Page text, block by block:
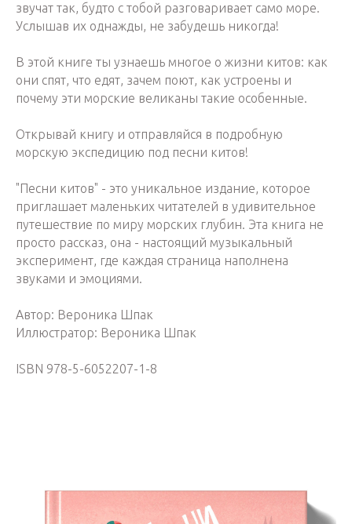
звучат так, будто с тобой разговаривает само море.
Услышав их однажды, не забудешь никогда!
В этой книге ты узнаешь многое о жизни китов: как
они спят, что едят, зачем поют, как устроены и
почему эти морские великаны такие особенные.
Открывай книгу и отправляйся в подробную
морскую экспедицию под песни китов!
"Песни китов" - это уникальное издание, которое
приглашает маленьких читателей в удивительное
путешествие по миру морских глубин. Эта книга не
просто рассказ, она - настоящий музыкальный
эксперимент, где каждая страница наполнена
звуками и эмоциями.
Автор: Вероника Шпак
Иллюстратор: Вероника Шпак
ISBN 978-5-6052207-1-8